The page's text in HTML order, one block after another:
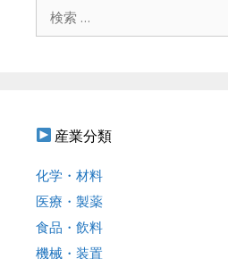
産業分類
化学・材料
医療・製薬
食品・飲料
機械・装置